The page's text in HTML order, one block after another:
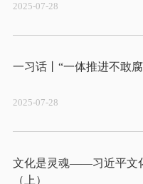
2025-07-28
2025-07-28
文化是灵魂——习近平文